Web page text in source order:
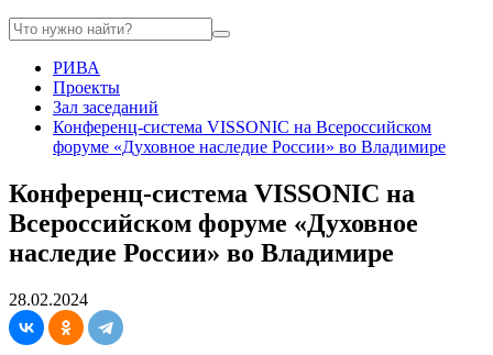
РИВА
Проекты
Зал заседаний
Конференц-система VISSONIC на Всероссийском
форуме «Духовное наследие России» во Владимире
Конференц-система VISSONIC на
Всероссийском форуме «Духовное
наследие России» во Владимире
28.02.2024